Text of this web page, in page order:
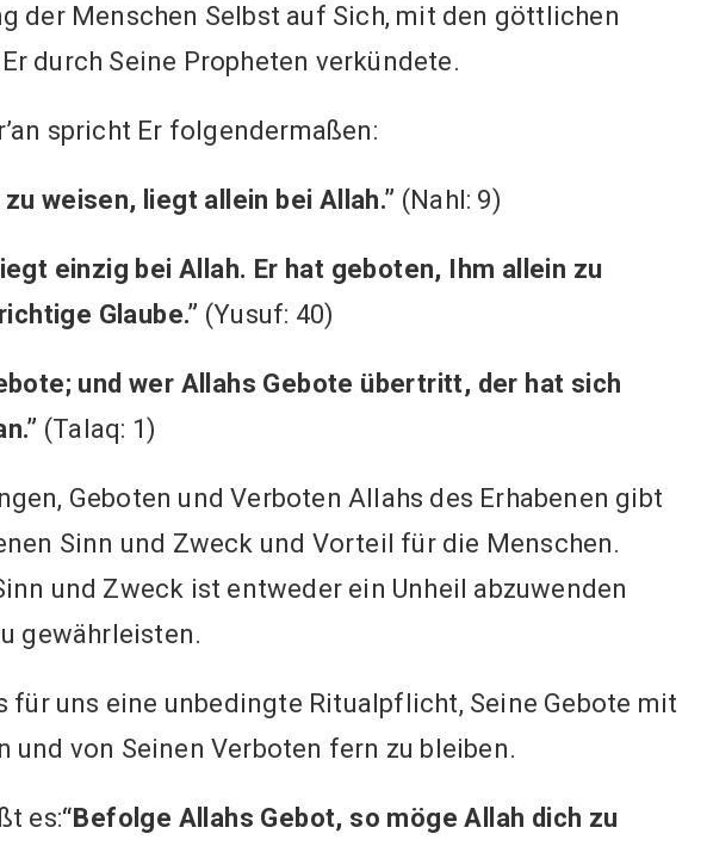
der Menschen Selbst auf Sich, mit den göttlichen
durch Seine Propheten verkündete.
spricht Er folgendermaßen:
weisen, liegt allein bei Allah.” (Nahl: 9)
einzig bei Allah. Er hat geboten, Ihm allein zu
Glaube.” (Yusuf: 40)
und wer Allahs Gebote übertritt, der hat sich
(Talaq: 1)
Geboten und Verboten Allahs des Erhabenen gibt
Sinn und Zweck und Vorteil für die Menschen.
und Zweck ist entweder ein Unheil abzuwenden
gewährleisten.
für uns eine unbedingte Ritualpflicht, Seine Gebote mit
und von Seinen Verboten fern zu bleiben.
es:“Befolge Allahs Gebot, so möge Allah dich zu